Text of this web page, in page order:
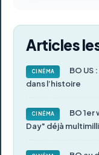
Articles
CINÉMA
BO US
dans l’histoire
CINÉMA
BO
Day" déjà